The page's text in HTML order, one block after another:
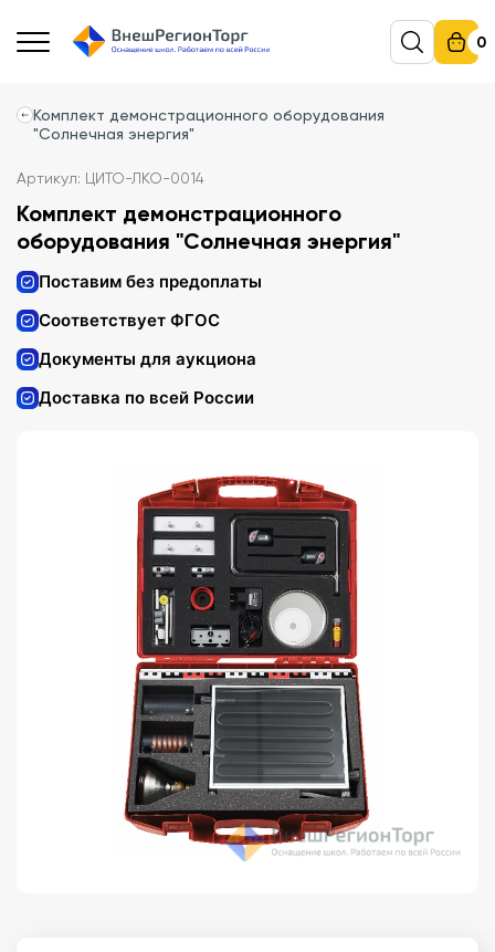
0
Комплект демонстрационного оборудования
"Солнечная энергия"
Артикул: ЦИТО-ЛКО-0014
Комплект демонстрационного
оборудования "Солнечная энергия"
Поставим без предоплаты
Соответствует ФГОС
Документы для аукциона
Доставка по всей России